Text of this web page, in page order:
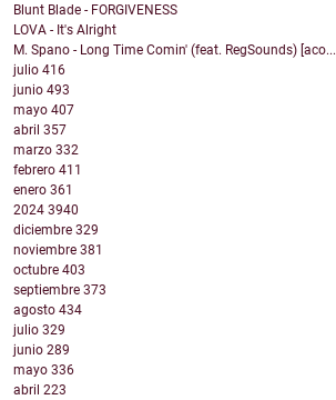
Blunt Blade - FORGIVENESS
LOVA - It's Alright
M. Spano - Long Time Comin' (feat. RegSounds) [aco...
julio 416
junio 493
mayo 407
abril 357
marzo 332
febrero 411
enero 361
2024 3940
diciembre 329
noviembre 381
octubre 403
septiembre 373
agosto 434
julio 329
junio 289
mayo 336
abril 223